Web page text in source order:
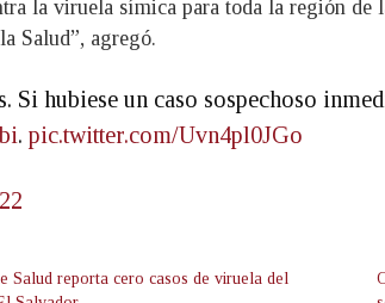
la viruela símica para toda la región
Salud”, agregó.
Si hubiese un caso sospechoso
. pic.twitter.com/Uvn4pl0JGo
Salud reporta cero casos de viruela del